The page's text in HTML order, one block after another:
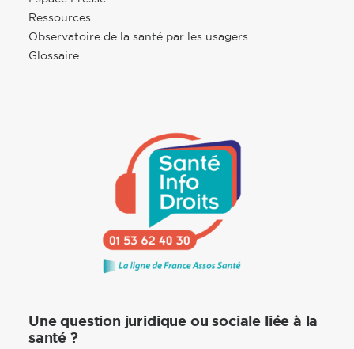
Ressources
Observatoire de la santé par les usagers
Glossaire
Une question juridique ou sociale liée à la
santé ?